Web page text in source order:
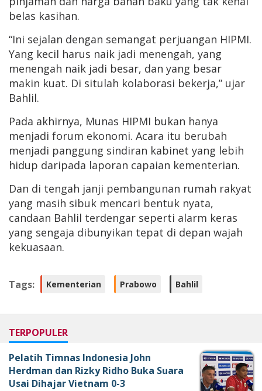
belas kasihan.
“Ini sejalan dengan semangat perjuangan HIPMI.
Yang kecil harus naik jadi menengah, yang
menengah naik jadi besar, dan yang besar
makin kuat. Di situlah kolaborasi bekerja,” ujar
Bahlil.
Pada akhirnya, Munas HIPMI bukan hanya
menjadi forum ekonomi. Acara itu berubah
menjadi panggung sindiran kabinet yang lebih
hidup daripada laporan capaian kementerian.
Dan di tengah janji pembangunan rumah rakyat
yang masih sibuk mencari bentuk nyata,
candaan Bahlil terdengar seperti alarm keras
yang sengaja dibunyikan tepat di depan wajah
kekuasaan.
Tags: Kementerian Prabowo Bahlil
TERPOPULER
Pelatih Timnas Indonesia John
Herdman dan Rizky Ridho Buka Suara
Usai Dihajar Vietnam 0-3